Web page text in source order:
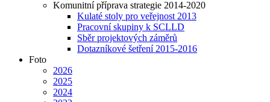
Komunitní příprava strategie 2014-2020
Kulaté stoly pro veřejnost 2013
Pracovní skupiny k SCLLD
Sběr projektových záměrů
Dotazníkové šetření 2015-2016
Foto
2026
2025
2024